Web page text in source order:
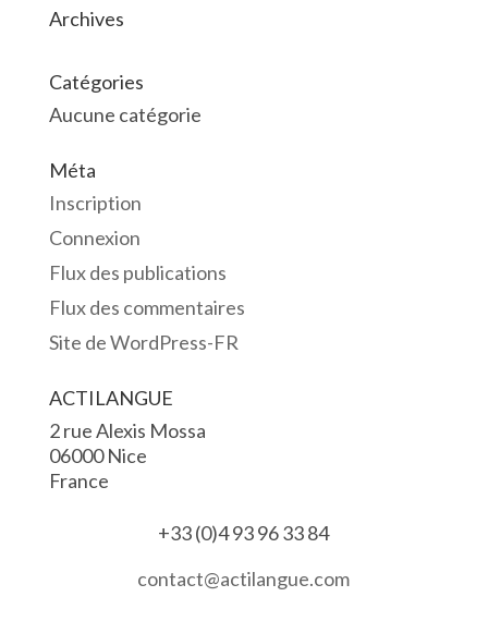
Archives
Catégories
Aucune catégorie
Méta
Inscription
Connexion
Flux des publications
Flux des commentaires
Site de WordPress-FR
ACTILANGUE
2 rue Alexis Mossa
06000 Nice
France
+33 (0)4 93 96 33 84
contact@actilangue.com